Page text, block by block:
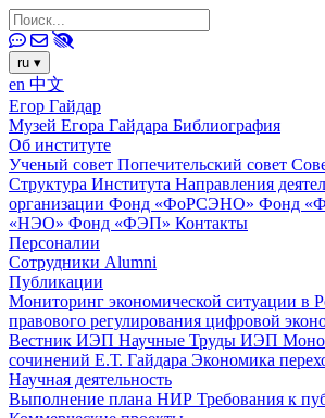
ru ▾
en 中文
Егор Гайдар
Музей Егора Гайдара Библиография
Об институте
Ученый совет Попечительский совет
Структура Института Направления
организации Фонд «ФоРСЭНО» Фонд
«НЭО» Фонд «ФЭП» Контакты
Персоналии
Сотрудники Alumni
Публикации
Мониторинг экономической ситуации в
правового регулирования цифровой
Вестник ИЭП Научные Труды ИЭП
сочинений Е.Т. Гайдара Экономика
Научная деятельность
Выполнение плана НИР Требования к